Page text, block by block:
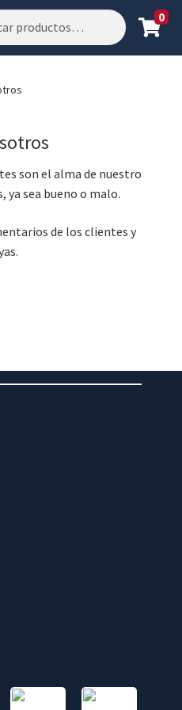
0
son el alma de nuestro
ya sea bueno o malo.
de los clientes y